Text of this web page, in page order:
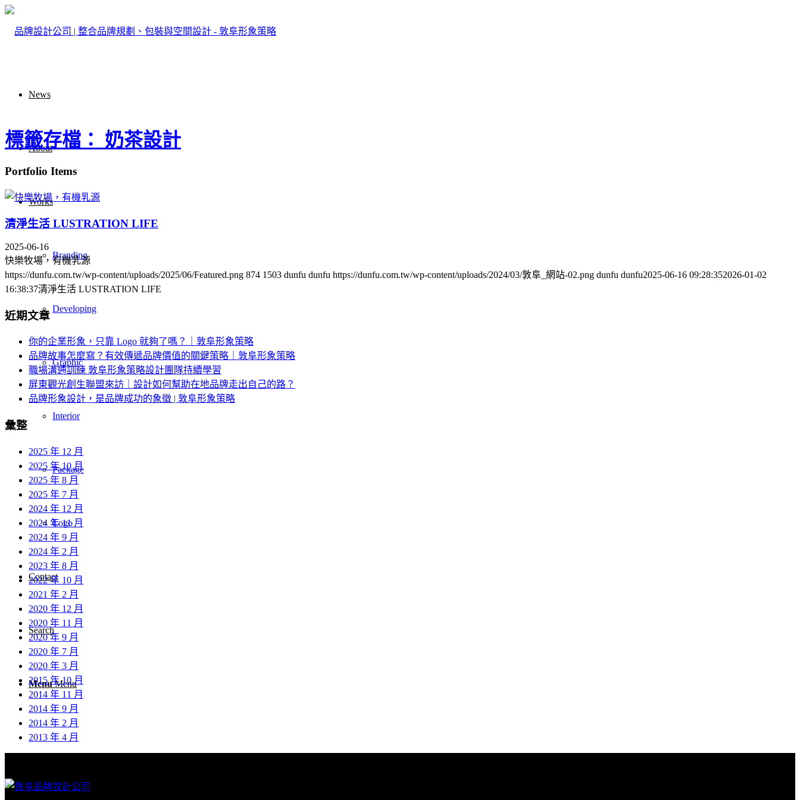
News
About
Works
Branding
Developing
Graphic
Interior
Package
Logo
Contact
Search
Menu Menu
標籤存檔： 奶茶設計
Portfolio Items
清淨生活 LUSTRATION LIFE
2025-06-16
快樂牧場，有機乳源
https://dunfu.com.tw/wp-content/uploads/2025/06/Featured.png 874 1503 dunfu dunfu https://dunfu.com.tw/wp-content/uploads/2024/03/敦阜_網站-02.png dunfu dunfu2025-06-16 09:28:352026-01-02
16:38:37清淨生活 LUSTRATION LIFE
近期文章
你的企業形象，只靠 Logo 就夠了嗎？｜敦阜形象策略
品牌故事怎麼寫？有效傳遞品牌價值的關鍵策略｜敦阜形象策略
職場溝通訓練 敦阜形象策略設計團隊持續學習
屏東觀光創生聯盟來訪｜設計如何幫助在地品牌走出自己的路？
品牌形象設計，是品牌成功的象徵 | 敦阜形象策略
彙整
2025 年 12 月
2025 年 10 月
2025 年 8 月
2025 年 7 月
2024 年 12 月
2024 年 11 月
2024 年 9 月
2024 年 2 月
2023 年 8 月
2022 年 10 月
2021 年 2 月
2020 年 12 月
2020 年 11 月
2020 年 9 月
2020 年 7 月
2020 年 3 月
2015 年 10 月
2014 年 11 月
2014 年 9 月
2014 年 2 月
2013 年 4 月